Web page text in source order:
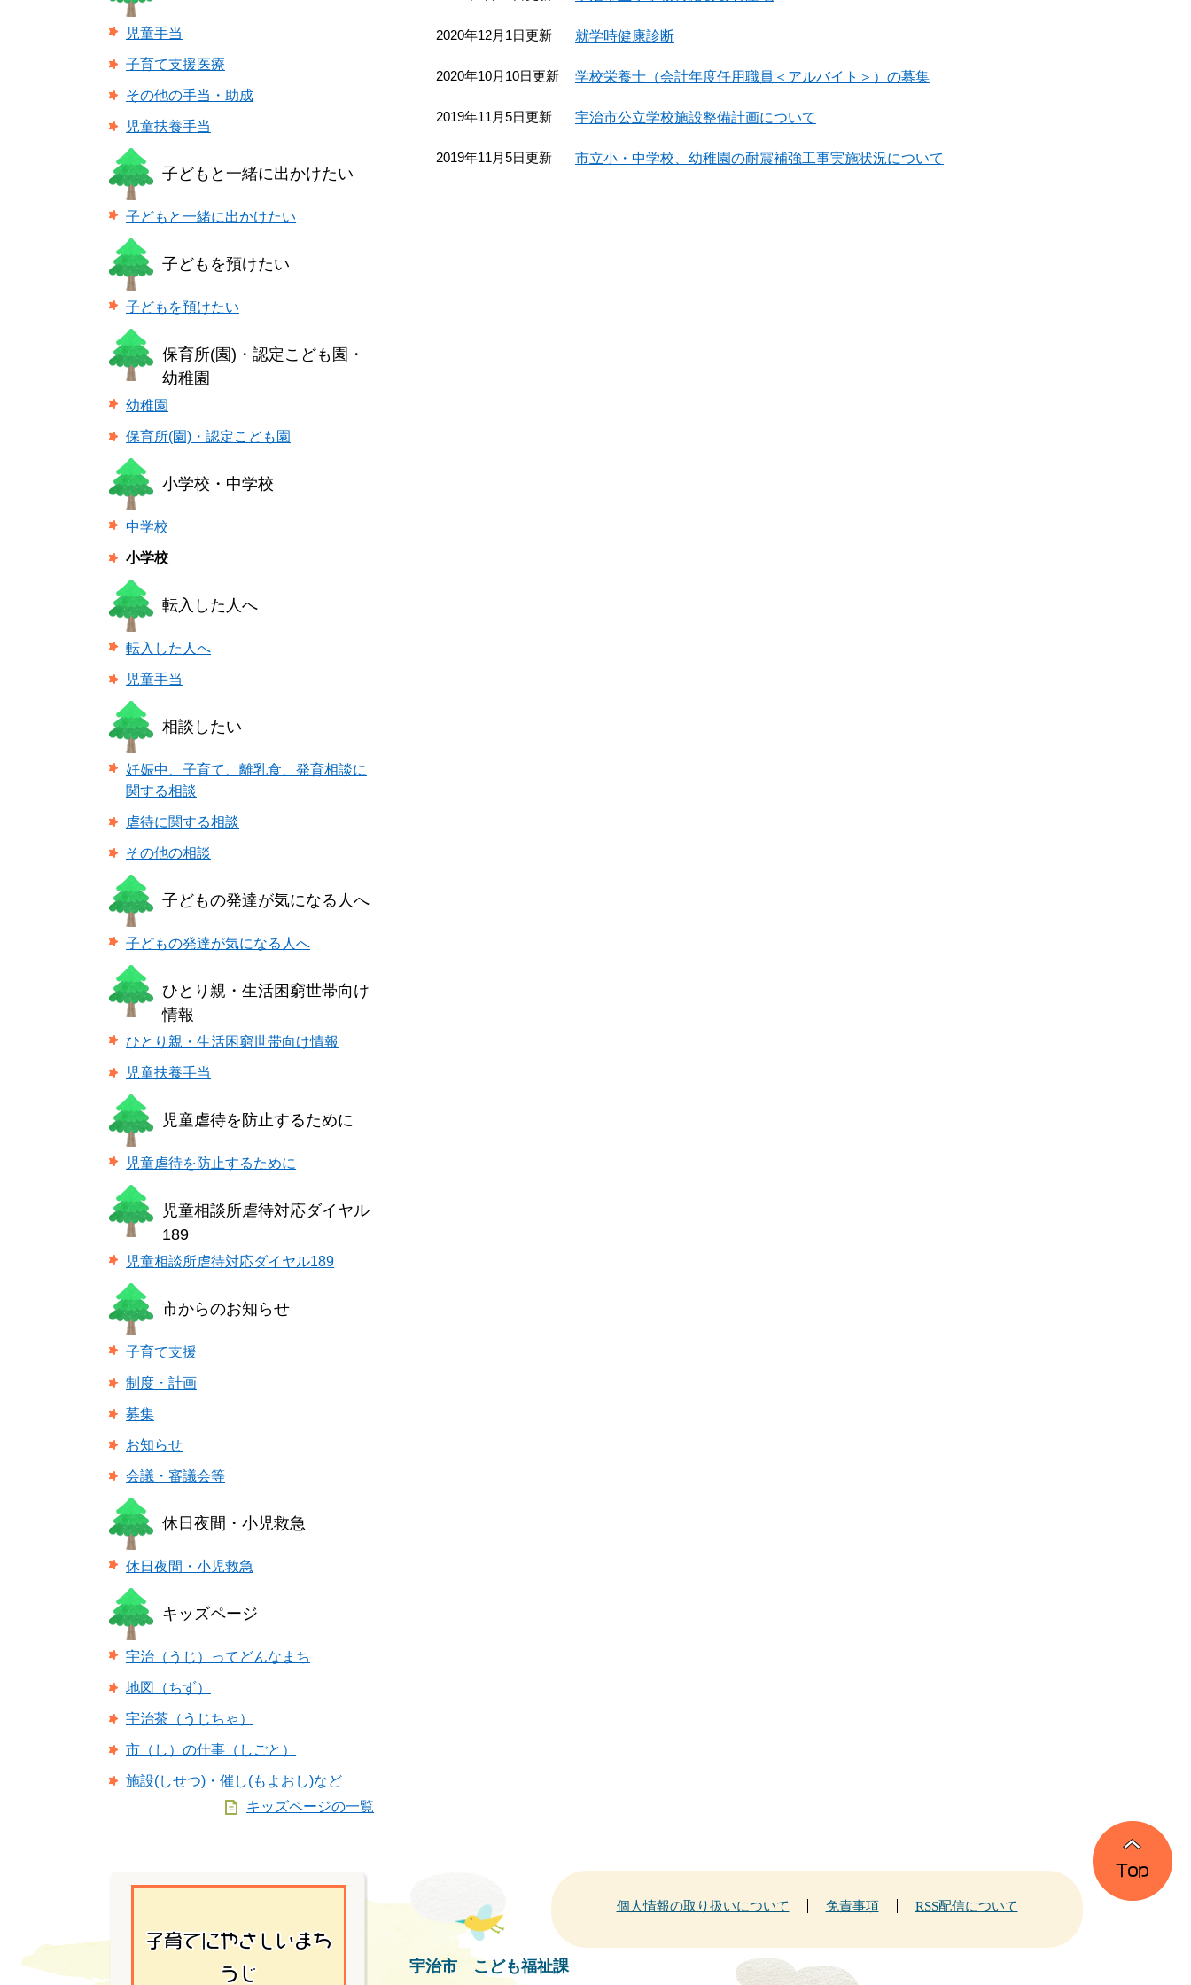
2020年12月1日更新 就学時健康診断
2020年10月10日更新 学校栄養士（会計年度任用職員＜アルバイト＞）の募集
2019年11月5日更新 宇治市公立学校施設整備計画について
2019年11月5日更新 市立小・中学校、幼稚園の耐震補強工事実施状況について
児童手当
子育て支援医療
その他の手当・助成
児童扶養手当
子どもと一緒に出かけたい
子どもと一緒に出かけたい
子どもを預けたい
子どもを預けたい
保育所(園)・認定こども園・
幼稚園
幼稚園
保育所(園)・認定こども園
小学校・中学校
中学校
小学校
転入した人へ
転入した人へ
児童手当
相談したい
妊娠中、子育て、離乳食、発育相談に
関する相談
虐待に関する相談
その他の相談
子どもの発達が気になる人へ
子どもの発達が気になる人へ
ひとり親・生活困窮世帯向け
情報
ひとり親・生活困窮世帯向け情報
児童扶養手当
児童虐待を防止するために
児童虐待を防止するために
児童相談所虐待対応ダイヤル
189
児童相談所虐待対応ダイヤル189
市からのお知らせ
子育て支援
制度・計画
募集
お知らせ
会議・審議会等
休日夜間・小児救急
休日夜間・小児救急
キッズページ
宇治（うじ）ってどんなまち
地図（ちず）
宇治茶（うじちゃ）
市（し）の仕事（しごと）
施設(しせつ)・催し(もよおし)など
キッズページの一覧
個人情報の取り扱いについて 免責事項 RSS配信について
宇治市 こども福祉課